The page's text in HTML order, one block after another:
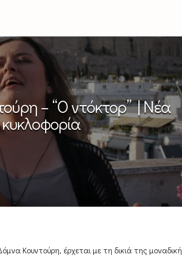
– “Ο ντόκτορ” | Νέα
κυκλοφορία
Κουντούρη, έρχεται με τη δικιά της μοναδική